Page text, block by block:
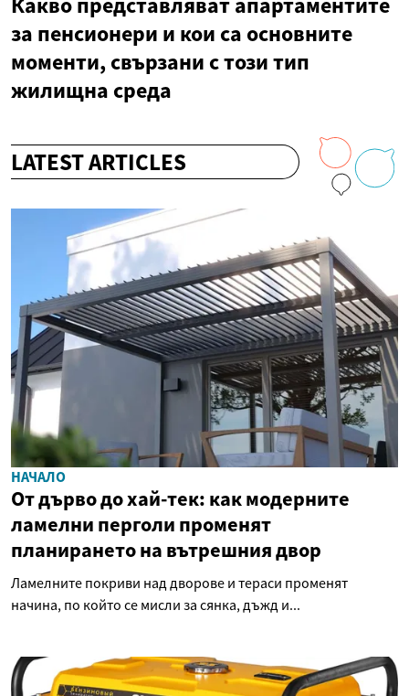
за пенсионери и кои са основните
моменти, свързани с този тип
жилищна среда
LATEST ARTICLES
НАЧАЛО
От дърво до хай-тек: как модерните
ламелни перголи променят
планирането на вътрешния двор
Ламелните покриви над дворове и тераси променят
начина, по който се мисли за сянка, дъжд и...